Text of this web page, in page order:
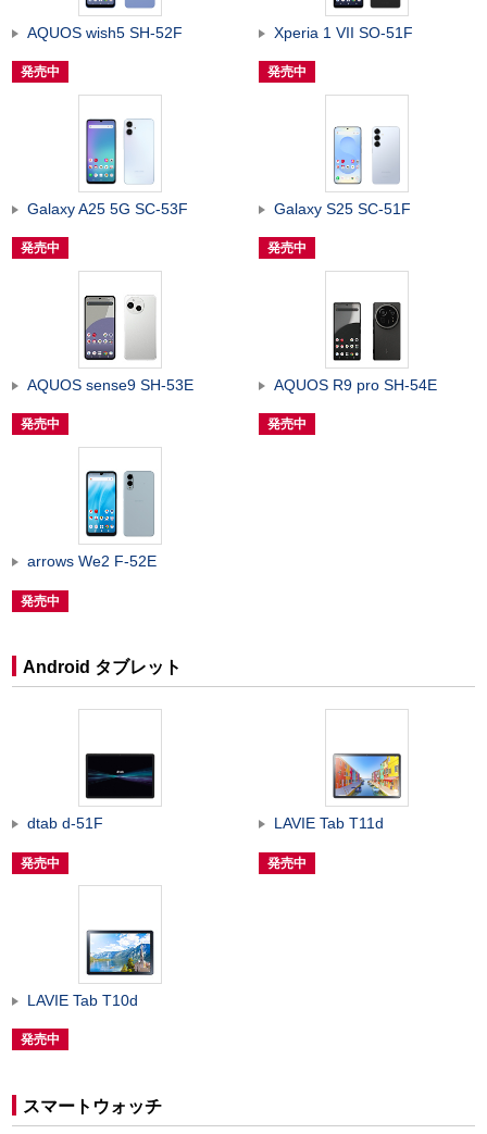
AQUOS wish5 SH-52F
発売中
Xperia 1 VII SO-51F
発売中
Galaxy A25 5G SC-53F
発売中
Galaxy S25 SC-51F
発売中
AQUOS sense9 SH-53E
発売中
AQUOS R9 pro SH-54E
発売中
arrows We2 F-52E
発売中
Android タブレット
dtab d-51F
発売中
LAVIE Tab T11d
発売中
LAVIE Tab T10d
発売中
スマートウォッチ